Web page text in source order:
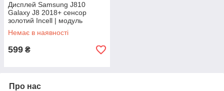
Дисплей Samsung J810
Galaxy J8 2018+ сенсор
золотий Incell | модуль
Немає в наявності
599 ₴
Про нас